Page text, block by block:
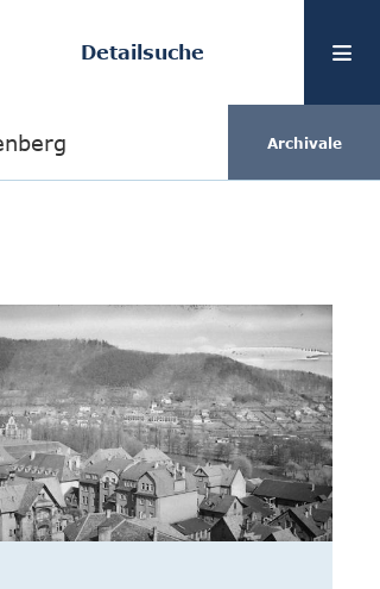
Detailsuche
Archivale